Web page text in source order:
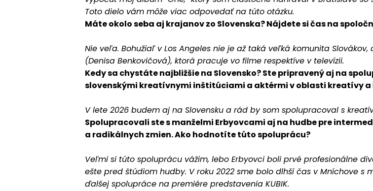
Toto dielo vám môže viac odpovedať na túto otázku.
Máte okolo seba aj krajanov zo Slovenska? Nájdete si čas na
Nie veľa. Bohužiaľ v Los Angeles nie je až taká veľká komunita
(Denisa Benkovičová), ktorá pracuje vo filme respektíve v televízii.
Kedy sa chystáte najbližšie na Slovensko? Ste pripravený aj na
slovenskými kreatívnymi inštitúciami a aktérmi v oblasti kreatívy a
V lete 2026 budem aj na Slovensku a rád by som spolupracoval s
Spolupracovali ste s manželmi Erbyovcami aj na hudbe pre
a radikálnych zmien. Ako hodnotíte túto spoluprácu?
Veľmi si túto spoluprácu vážim, lebo Erbyovci boli prvé profesionálne
ešte pred štúdiom hudby. V roku 2022 sme bolo dlhší čas v Mníchove s
ďalšej spolupráce na premiére predstavenia KUBIK.